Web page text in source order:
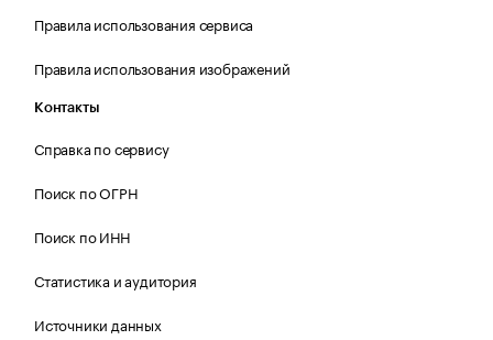
Правила использования сервиса
Правила использования изображений
Контакты
Справка по сервису
Поиск по ОГРН
Поиск по ИНН
Статистика и аудитория
Источники данных